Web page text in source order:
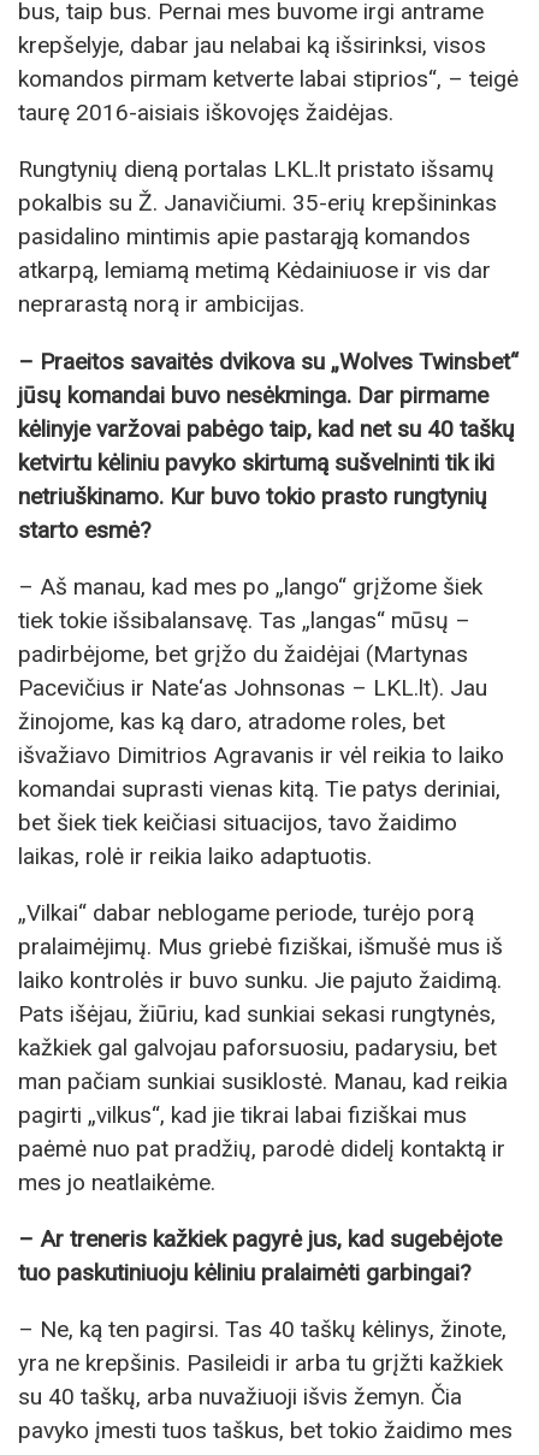
bus, taip bus. Pernai mes buvome irgi antrame
krepšelyje, dabar jau nelabai ką išsirinksi, visos
komandos pirmam ketverte labai stiprios“, – teigė
taurę 2016-aisiais iškovojęs žaidėjas.
Rungtynių dieną portalas LKL.lt pristato išsamų
pokalbis su Ž. Janavičiumi. 35-erių krepšininkas
pasidalino mintimis apie pastarąją komandos
atkarpą, lemiamą metimą Kėdainiuose ir vis dar
neprarastą norą ir ambicijas.
– Praeitos savaitės dvikova su „Wolves Twinsbet“
jūsų komandai buvo nesėkminga. Dar pirmame
kėlinyje varžovai pabėgo taip, kad net su 40 taškų
ketvirtu kėliniu pavyko skirtumą sušvelninti tik iki
netriuškinamo. Kur buvo tokio prasto rungtynių
starto esmė?
– Aš manau, kad mes po „lango“ grįžome šiek
tiek tokie išsibalansavę. Tas „langas“ mūsų –
padirbėjome, bet grįžo du žaidėjai (Martynas
Pacevičius ir Nate‘as Johnsonas – LKL.lt). Jau
žinojome, kas ką daro, atradome roles, bet
išvažiavo Dimitrios Agravanis ir vėl reikia to laiko
komandai suprasti vienas kitą. Tie patys deriniai,
bet šiek tiek keičiasi situacijos, tavo žaidimo
laikas, rolė ir reikia laiko adaptuotis.
„Vilkai“ dabar neblogame periode, turėjo porą
pralaimėjimų. Mus griebė fiziškai, išmušė mus iš
laiko kontrolės ir buvo sunku. Jie pajuto žaidimą.
Pats išėjau, žiūriu, kad sunkiai sekasi rungtynės,
kažkiek gal galvojau paforsuosiu, padarysiu, bet
man pačiam sunkiai susiklostė. Manau, kad reikia
pagirti „vilkus“, kad jie tikrai labai fiziškai mus
paėmė nuo pat pradžių, parodė didelį kontaktą ir
mes jo neatlaikėme.
– Ar treneris kažkiek pagyrė jus, kad sugebėjote
tuo paskutiniuoju kėliniu pralaimėti garbingai?
– Ne, ką ten pagirsi. Tas 40 taškų kėlinys, žinote,
yra ne krepšinis. Pasileidi ir arba tu grįžti kažkiek
su 40 taškų, arba nuvažiuoji išvis žemyn. Čia
pavyko įmesti tuos taškus, bet tokio žaidimo mes